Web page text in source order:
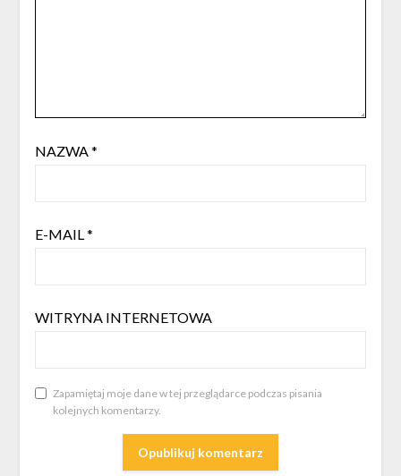
NAZWA*
E-MAIL*
WITRYNA INTERNETOWA
Zapamiętaj moje dane w tej przeglądarce podczas pisania
kolejnych komentarzy.